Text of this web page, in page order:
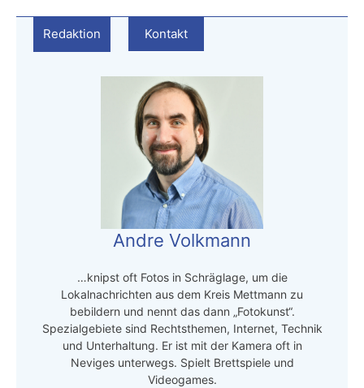
Redaktion Kontakt
Andre Volkmann
…knipst oft Fotos in Schräglage, um die
Lokalnachrichten aus dem Kreis Mettmann zu
bebildern und nennt das dann „Fotokunst“.
Spezialgebiete sind Rechtsthemen, Internet, Technik
und Unterhaltung. Er ist mit der Kamera oft in
Neviges unterwegs. Spielt Brettspiele und
Videogames.